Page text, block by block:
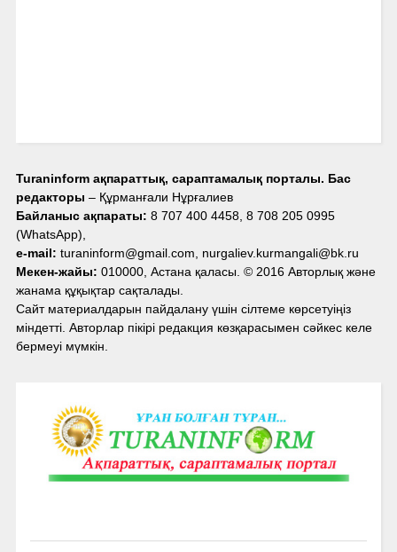
Turaninform ақпараттық, сараптамалық порталы. Бас
редакторы – Құрманғали Нұрғалиев
Байланыс ақпараты: 8 707 400 4458, 8 708 205 0995
(WhatsApp),
e-mail: turaninform@gmail.com, nurgaliev.kurmangali@bk.ru
Мекен-жайы: 010000, Астана қаласы. © 2016 Авторлық және
жанама құқықтар сақталады.
Сайт материалдарын пайдалану үшін сілтеме көрсетуіңіз
міндетті. Авторлар пікірі редакция көзқарасымен сәйкес келе
бермеуі мүмкін.